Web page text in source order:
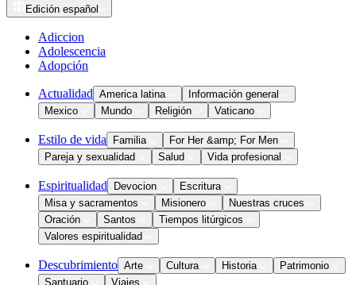
Edición español
Adiccion
Adolescencia
Adopción
Actualidad America latina
Información general
Mexico
Mundo Religión Vaticano
Estilo de vida Familia
For Her &amp; For Men
Pareja y sexualidad
Salud Vida profesional
Espiritualidad Devocion
Escritura
Misa y sacramentos
Misionero
Nuestras cruces
Oración
Santos
Tiempos litúrgicos
Valores espiritualidad
Descubrimiento Arte Cultura Historia
Patrimonio
Santuario
Viajes